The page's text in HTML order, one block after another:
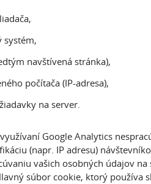
systém,
navštívená stránka),
počítača (IP-adresa),
na server.
Google Analytics
(napr. IP adresu)
vašich osobných údajov
súbor cookie, ktorý používa